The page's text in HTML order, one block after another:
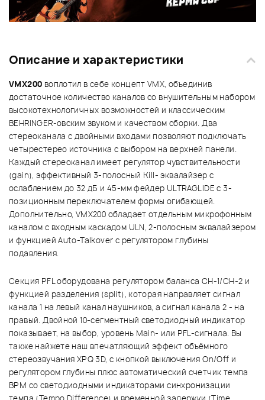
Описание и характеристики
VMX200 воплотил в себе концепт VMX, объединив
достаточное количество каналов со внушительным набором
высокотехнологичных возможностей и классическим
BEHRINGER-овским звуком и качеством сборки. Два
стереоканала с двойными входами позволяют подключать
четырестерео источника с выбором на верхней панели.
Каждый стереоканал имеет регулятор чувствительности
(gain), эффективный 3-полосный Kill- эквалайзер с
ослаблением до 32 дБ и 45-мм фейдер ULTRAGLIDE с 3-
позиционным переключателем формы огибающей.
Дополнительно, VMX200 обладает отдельным микрофонным
каналом с входным каскадом ULN, 2-полосным эквалайзером
и функцией Auto-Talkover с регулятором глубины
подавления.
Секция PFL оборудована регулятором баланса CH-1/CH-2 и
функцией разделения (split), которая направляет сигнал
канала 1 на левый канал наушников, а сигнал канала 2 - на
правый. Двойной 10-сегментный светодиодный индикатор
показывает, на выбор, уровень Main- или PFL-сигнала. Вы
также найжете наш впечатляющий эффект объёмного
стереозвучания XPQ 3D, с кнопкой выключения On/Off и
регулятором глубины плюс автоматический счетчик темпа
BPM со светодиодными индикаторами синхронизации